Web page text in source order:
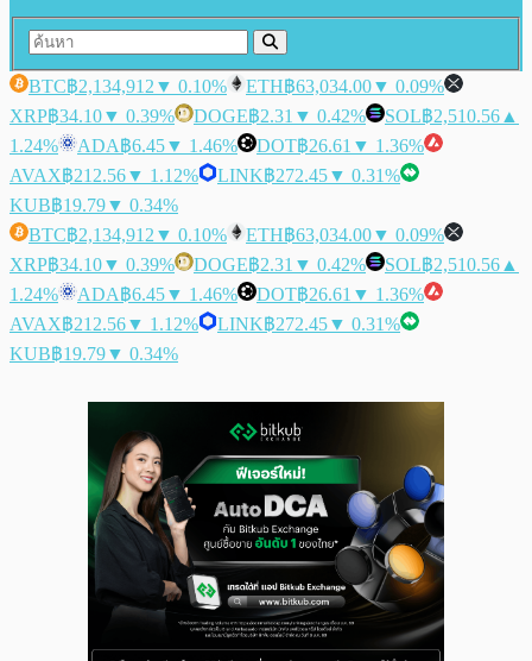
BTC฿2,134,912 ▼ 0.10% ETH฿63,034.00▼ 0.09%
XRP฿34.10▼ 0.39% DOGE฿2.31 ▼ 0.42% SOL฿2,510.56 ▲
1.24%
ADA฿6.45▼ 1.46% DOT฿26.61 ▼ 1.36%
AVAX฿212.56▼ 1.12% LINK฿272.45▼ 0.31%
KUB฿19.79▼ 0.34%
BTC฿2,134,912 ▼ 0.10% ETH฿63,034.00▼ 0.09%
XRP฿34.10▼ 0.39% DOGE฿2.31 ▼ 0.42% SOL฿2,510.56 ▲
1.24%
ADA฿6.45▼ 1.46% DOT฿26.61 ▼ 1.36%
AVAX฿212.56▼ 1.12% LINK฿272.45▼ 0.31%
KUB฿19.79▼ 0.34%